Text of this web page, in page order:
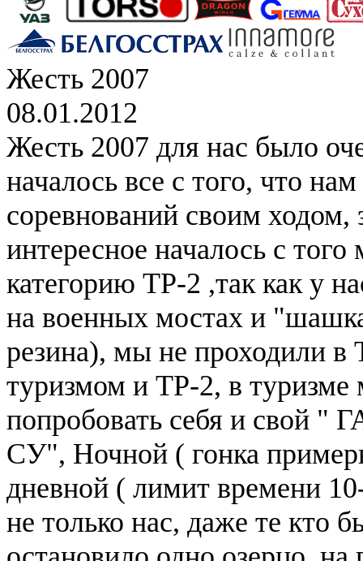
Жесть 2007
08.01.2012
Жесть 2007 для нас было
началось все с того, что
соревнований своим
интересное началось с
категорию ТР-2 ,так как у
на военных мостах и
резина), мы не проходили
туризмом и ТР-2, в
попробовать себя и свой
СУ", Ночной ( гонка
дневной ( лимит времени
не только нас, даже те кто